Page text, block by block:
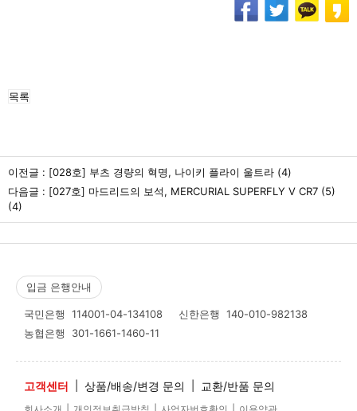
목록
이전글 : [028호] 부츠 경량의 혁명, 나이키 플라이 울트라 (4)
다음글 : [027호] 마드리드의 보석, MERCURIAL SUPERFLY V CR7 (5)
(4)
입금 은행안내
국민은행 114001-04-134108 신한은행 140-010-982138
농협은행 301-1661-1460-11
고객센터 상품/배송/변경 문의 교환/반품 문의